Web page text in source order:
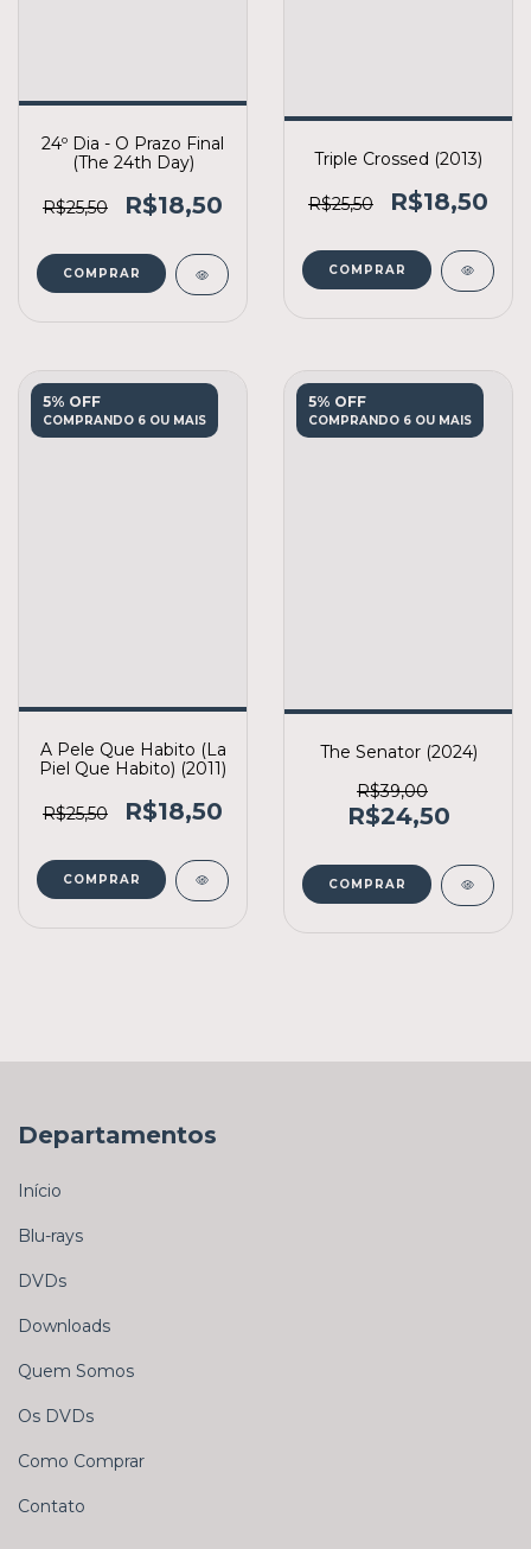
24º Dia - O Prazo Final
(The 24th Day)
R$25,50 R$18,50
COMPRAR
Triple Crossed (2013)
R$25,50 R$18,50
COMPRAR
5% OFF
COMPRANDO 6 OU MAIS
A Pele Que Habito (La
Piel Que Habito) (2011)
R$25,50 R$18,50
COMPRAR
5% OFF
COMPRANDO 6 OU MAIS
The Senator (2024)
R$39,00
R$24,50
COMPRAR
Departamentos
Início
Blu-rays
DVDs
Downloads
Quem Somos
Os DVDs
Como Comprar
Contato